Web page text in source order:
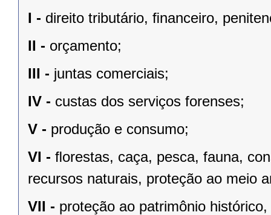
I - direito tributário, ﬁnanceiro,
II - orçamento;
III - juntas comerciais;
IV - custas dos serviços forenses;
V - produção e consumo;
VI - ﬂorestas, caça, pesca, fauna,
recursos naturais, proteção ao meio
VII - proteção ao patrimônio